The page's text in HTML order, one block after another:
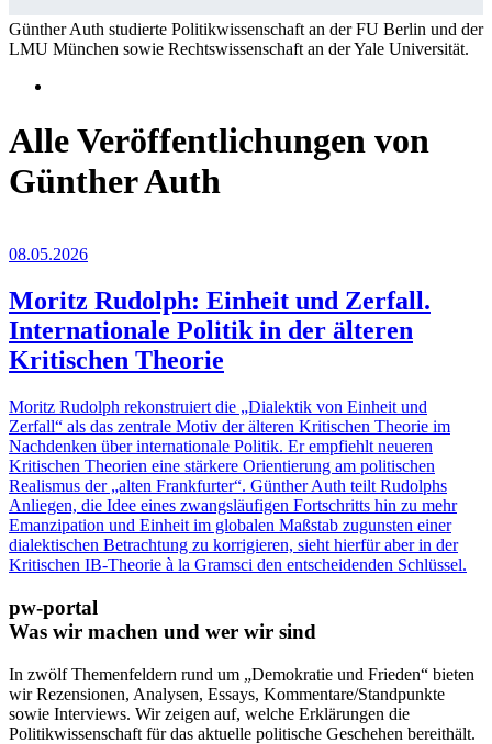
Günther Auth studierte Politikwissenschaft an der FU Berlin und der
LMU München sowie Rechtswissenschaft an der Yale Universität.
Alle Veröffentlichungen von
Günther Auth
08.05.2026
Moritz Rudolph: Einheit und Zerfall.
Internationale Politik in der älteren
Kritischen Theorie
Moritz Rudolph rekonstruiert die „Dialektik von Einheit und
Zerfall“ als das zentrale Motiv der älteren Kritischen Theorie im
Nachdenken über internationale Politik. Er empfiehlt neueren
Kritischen Theorien eine stärkere Orientierung am politischen
Realismus der „alten Frankfurter“. Günther Auth teilt Rudolphs
Anliegen, die Idee eines zwangsläufigen Fortschritts hin zu mehr
Emanzipation und Einheit im globalen Maßstab zugunsten einer
dialektischen Betrachtung zu korrigieren, sieht hierfür aber in der
Kritischen IB-Theorie à la Gramsci den entscheidenden Schlüssel.
pw-portal
Was wir machen und wer wir sind
In zwölf Themenfeldern rund um „Demokratie und Frieden“ bieten
wir Rezensionen, Analysen, Essays, Kommentare/Standpunkte
sowie Interviews. Wir zeigen auf, welche Erklärungen die
Politikwissenschaft für das aktuelle politische Geschehen bereithält.